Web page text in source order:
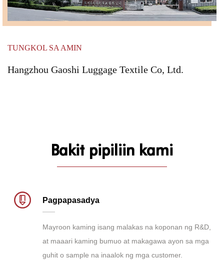
TUNGKOL SA AMIN
Hangzhou Gaoshi Luggage Textile Co, Ltd.
Bakit pipiliin kami
Pagpapasadya
Mayroon kaming isang malakas na koponan ng R&D,
at maaari kaming bumuo at makagawa ayon sa mga
guhit o sample na inaalok ng mga customer.